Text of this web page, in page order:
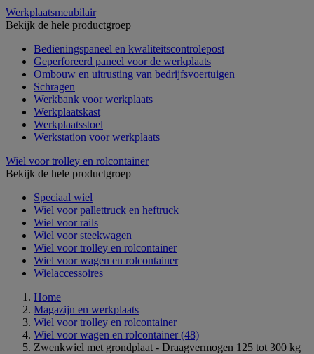
Werkplaatsmeubilair
Bekijk de hele productgroep
Bedieningspaneel en kwaliteitscontrolepost
Geperforeerd paneel voor de werkplaats
Ombouw en uitrusting van bedrijfsvoertuigen
Schragen
Werkbank voor werkplaats
Werkplaatskast
Werkplaatsstoel
Werkstation voor werkplaats
Wiel voor trolley en rolcontainer
Bekijk de hele productgroep
Speciaal wiel
Wiel voor pallettruck en heftruck
Wiel voor rails
Wiel voor steekwagen
Wiel voor trolley en rolcontainer
Wiel voor wagen en rolcontainer
Wielaccessoires
Home
Magazijn en werkplaats
Wiel voor trolley en rolcontainer
Wiel voor wagen en rolcontainer (48)
Zwenkwiel met grondplaat - Draagvermogen 125 tot 300 kg